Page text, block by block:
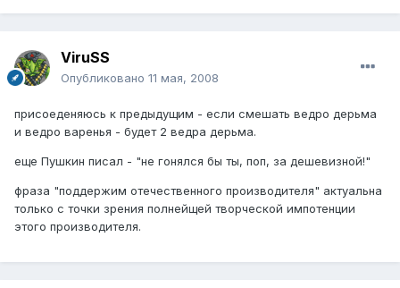
ViruSS
Опубликовано 11 мая, 2008
присоеденяюсь к предыдущим - если смешать ведро дерьма
и ведро варенья - будет 2 ведра дерьма.
еще Пушкин писал - "не гонялся бы ты, поп, за дешевизной!"
фраза "поддержим отечественного производителя" актуальна
только с точки зрения полнейщей творческой импотенции
этого производителя.